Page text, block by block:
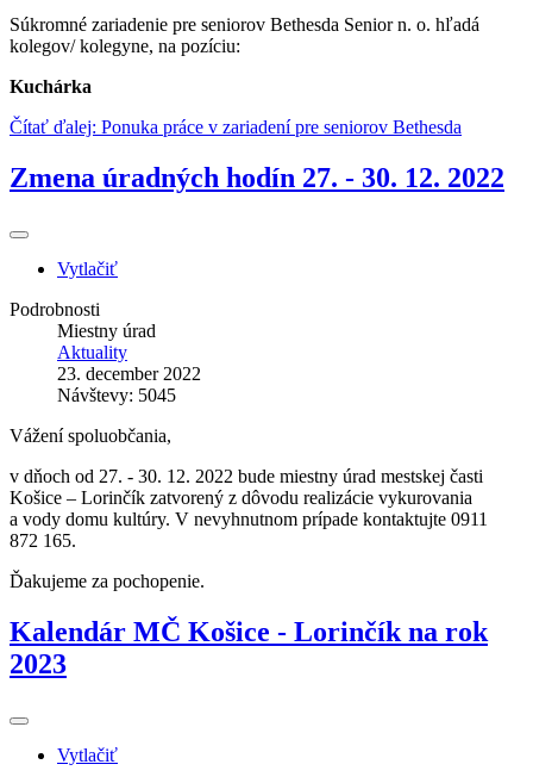
Súkromné zariadenie pre seniorov Bethesda Senior n. o. hľadá
kolegov/ kolegyne, na pozíciu:
Kuchárka
Čítať ďalej: Ponuka práce v zariadení pre seniorov Bethesda
Zmena úradných hodín 27. - 30. 12. 2022
Vytlačiť
Podrobnosti
Miestny úrad
Aktuality
23. december 2022
Návštevy: 5045
Vážení spoluobčania,
v dňoch od 27. - 30. 12. 2022 bude miestny úrad mestskej časti
Košice – Lorinčík zatvorený z dôvodu realizácie vykurovania
a vody domu kultúry. V nevyhnutnom prípade kontaktujte 0911
872 165.
Ďakujeme za pochopenie.
Kalendár MČ Košice - Lorinčík na rok
2023
Vytlačiť